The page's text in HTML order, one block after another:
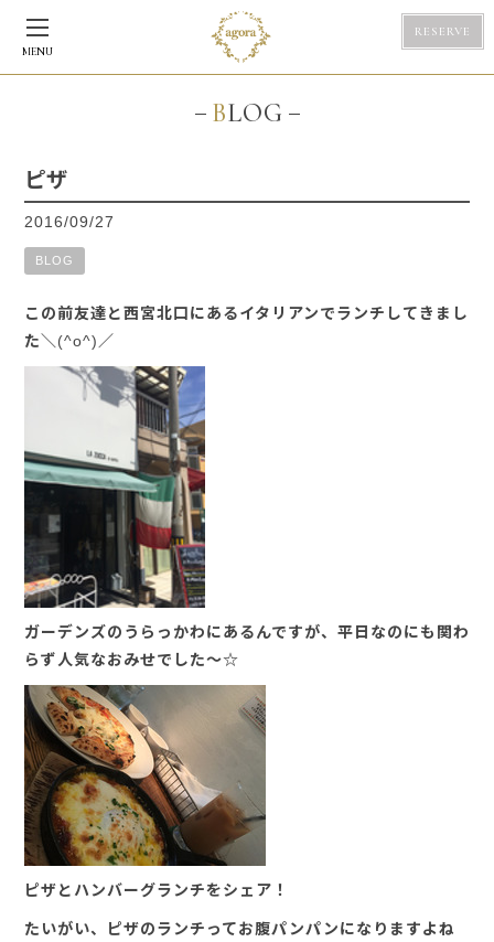
MENU
RESERVE
BLOG
ピザ
2016/09/27
BLOG
この前友達と西宮北口にあるイタリアンでランチしてきまし
た＼(^o^)／
ガーデンズのうらっかわにあるんですが、平日なのにも関わ
らず人気なおみせでした～☆
ピザとハンバーグランチをシェア！
たいがい、ピザのランチってお腹パンパンになりますよね